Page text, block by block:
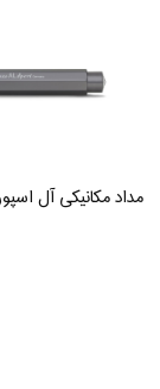
مداد مکانیکی آل